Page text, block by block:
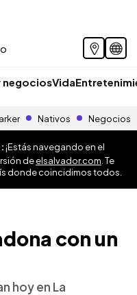
negociosVida
Nativos Negocios
¡Estás navegando en el
deelsalvador.com . Te
donde coincidimos todos.
con un
hoy en La